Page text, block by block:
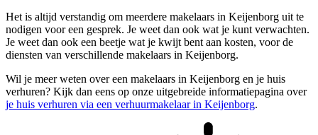
Het is altijd verstandig om meerdere makelaars in Keijenborg uit te
nodigen voor een gesprek. Je weet dan ook wat je kunt verwachten.
Je weet dan ook een beetje wat je kwijt bent aan kosten, voor de
diensten van verschillende makelaars in Keijenborg.
Wil je meer weten over een makelaars in Keijenborg en je huis
verhuren? Kijk dan eens op onze uitgebreide informatiepagina over
je huis verhuren via een verhuurmakelaar in Keijenborg.